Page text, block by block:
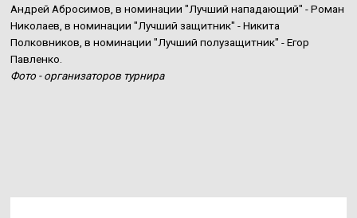
Андрей Абросимов, в номинации "Лучший нападающий" - Роман
Николаев, в номинации "Лучший защитник" - Никита
Полковников, в номинации "Лучший полузащитник" - Егор
Павленко.
Фото - организаторов турнира